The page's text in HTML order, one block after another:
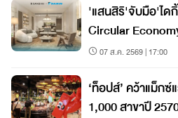
'แสนสิริ'จับมือ'ได
Circular
07 ส.ค. 2569 | 17:00
‘ท็อปส์’ คว้าแม็กซ์
1,000 สาขาปี